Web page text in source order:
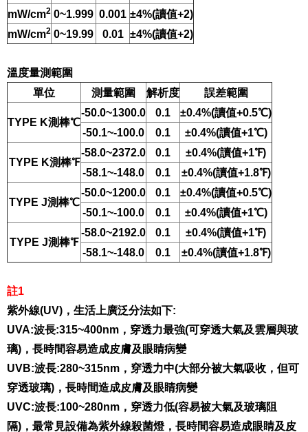
mW/cm2 0~1.999 0.001 ±4%(讀值+2)
mW/cm2 0~19.99 0.01 ±4%(讀值+2)
溫度量測範圍
單位
測量範圍 解析度 誤差範圍
TYPE K測棒℃
-50.0~1300.0 0.1
±0.4%(讀值+0.5℃)
-50.1~-100.0
0.1 ±0.4%(讀值+1℃)
TYPE K測棒℉
-58.0~2372.0 0.1
±0.4%(讀值+1℉)
-58.1~-148.0
0.1 ±0.4%(讀值+1.8℉)
TYPE J測棒℃
-50.0~1200.0 0.1
±0.4%(讀值+0.5℃)
-50.1~-100.0
0.1 ±0.4%(讀值+1℃)
TYPE J測棒℉
-58.0~2192.0 0.1
±0.4%(讀值+1℉)
-58.1~-148.0
0.1 ±0.4%(讀值+1.8℉)
註1
紫外線(UV)，生活上廣泛分法如下:
UVA:波長:315~400nm，穿透力最強(可穿透大氣及雲層與玻
璃)，長時間容易造成皮膚及眼睛病變
UVB:波長:280~315nm，穿透力中(大部分被大氣吸收，但可
穿透玻璃)，長時間造成皮膚及眼睛病變
UVC:波長:100~280nm，穿透力低(容易被大氣及玻璃阻
隔)，最常見設備為紫外線殺菌燈，長時間容易造成眼睛及皮